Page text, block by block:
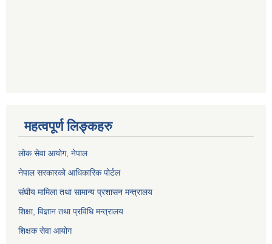
महत्वपूर्ण लिङ्कहरु
लोक सेवा आयोग, नेपाल
नेपाल सरकारको आधिकारिक पोर्टल
संघीय मामिला तथा सामान्य प्रशासन मन्त्रालय
शिक्षा, विज्ञान तथा प्रविधि मन्त्रालय
शिक्षक सेवा आयोग